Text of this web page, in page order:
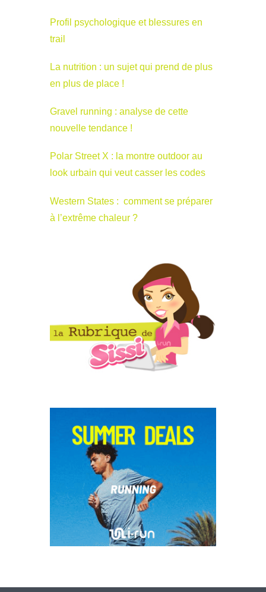
Profil psychologique et blessures en
trail
La nutrition : un sujet qui prend de plus
en plus de place !
Gravel running : analyse de cette
nouvelle tendance !
Polar Street X : la montre outdoor au
look urbain qui veut casser les codes
Western States : comment se préparer
à l’extrême chaleur ?